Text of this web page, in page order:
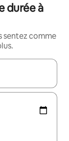
durée à
sentez comme
flèches vers le